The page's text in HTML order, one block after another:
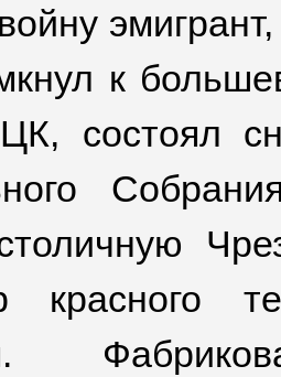
к
состоял
красного